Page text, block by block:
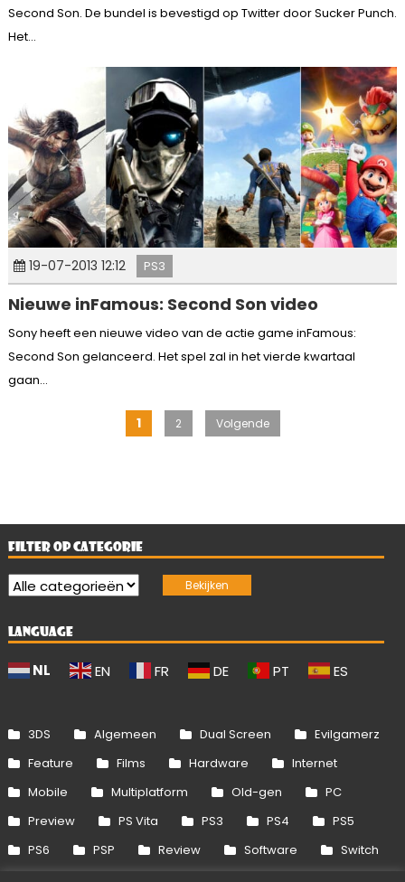
Second Son. De bundel is bevestigd op Twitter door Sucker Punch.
Het...
19-07-2013 12:12 PS3
Nieuwe inFamous: Second Son video
Sony heeft een nieuwe video van de actie game inFamous:
Second Son gelanceerd. Het spel zal in het vierde kwartaal
gaan...
Berichten1 2 Volgende
FILTER OP CATEGORIE
LANGUAGE
NL EN FR DE PT ES
3DS Algemeen Dual Screen
Evilgamerz
Feature
Films Hardware
Internet
Mobile
Multiplatform Old-gen
PC
Preview
PS Vita PS3 PS4
PS5
PS6
PSP Review Software
Switch